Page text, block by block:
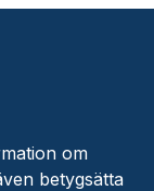
om
betygsätta